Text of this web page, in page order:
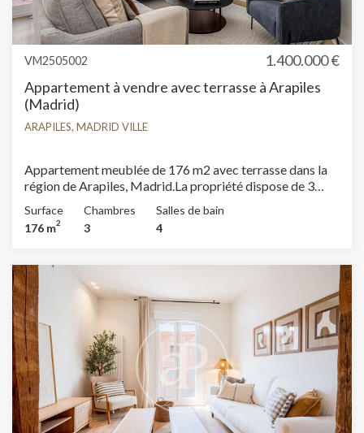
VM2505002
1.400.000 €
Appartement à vendre avec terrasse à Arapiles
(Madrid)
ARAPILES, MADRID VILLE
Appartement meublée de 176 m2 avec terrasse dans la
région de Arapiles, Madrid.La propriété dispose de 3
climatisation, armoires intégrées, buanderie, chauffage,
concierge et salle de stockage.
Surface
176 m2
Chambres
3
Salles de bain
4